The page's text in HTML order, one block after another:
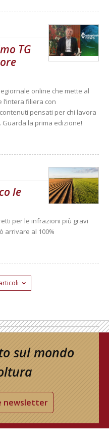
TG
online che mette al
l’intera filiera con
pensati per chi lavora
la prima edizione!
le
per le infrazioni più gravi
arrivare al 100%
sul mondo
newsletter